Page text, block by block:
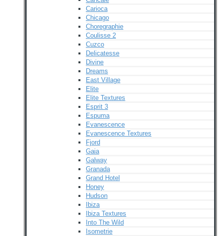
Carioca
Chicago
Choregraphie
Coulisse 2
Cuzco
Delicatesse
Divine
Dreams
East Village
Elite
Elite Textures
Esprit 3
Espuma
Evanescence
Evanescence Textures
Fjord
Gaia
Galway
Granada
Grand Hotel
Honey
Hudson
Ibiza
Ibiza Textures
Into The Wild
Isometrie